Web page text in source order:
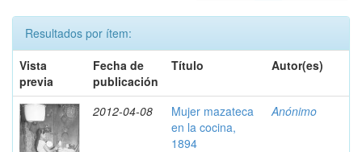
Resultados por ítem:
Vista
previa
Fecha de
publicación
Título Autor(es)
2012-04-08
Mujer mazateca
en la cocina,
1894
Anónimo